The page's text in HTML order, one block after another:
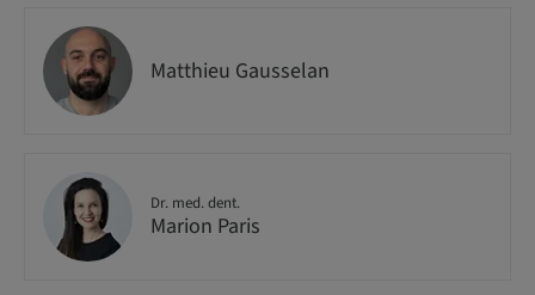
Matthieu Gausselan
Dr. med. dent.
Marion Paris